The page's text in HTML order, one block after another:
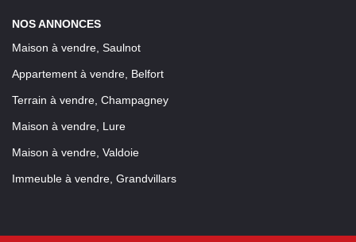
NOS ANNONCES
Maison à vendre, Saulnot
Appartement à vendre, Belfort
Terrain à vendre, Champagney
Maison à vendre, Lure
Maison à vendre, Valdoie
Immeuble à vendre, Grandvillars